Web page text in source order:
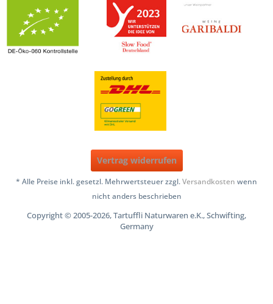
Vertrag widerrufen
* Alle Preise inkl. gesetzl. Mehrwertsteuer zzgl.Versandkosten wenn
nicht anders beschrieben
Copyright © 2005-2026, Tartuffli Naturwaren e.K., Schwifting,
Germany